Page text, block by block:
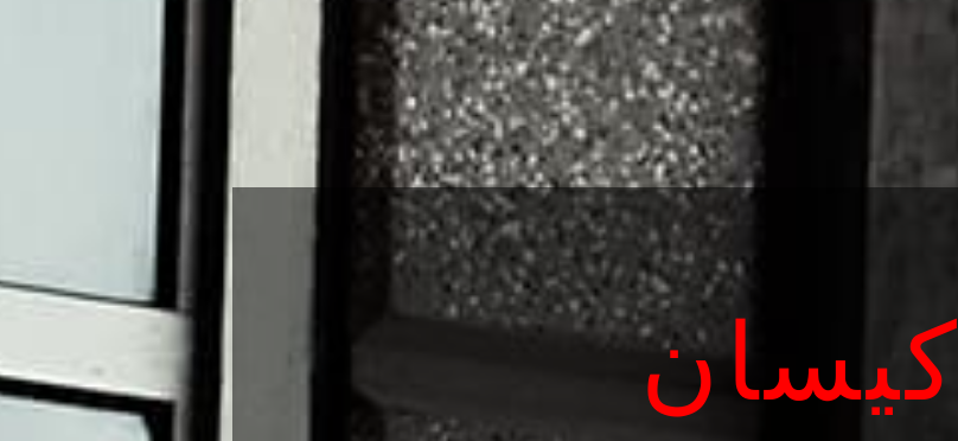
کیسان